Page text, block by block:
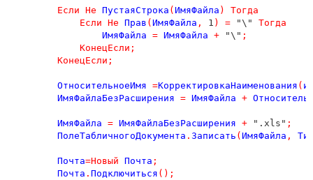
Если Не ПустаяСтрока ( ИмяФайла )
Тогда
Если Не Прав ( ИмяФайла , 1 ) = "\" Тогда
ИмяФайла = ИмяФайла + "\" ;
КонецЕсли ;
КонецЕсли ;
ОтносительноеИмя =КорректировкаНаименования (
ИмяФайлаБезРасширения = ИмяФайла +
ИмяФайла = ИмяФайлаБезРасширения + ".xls" ;
ПолеТабличногоДокумента . Записать ( ИмяФайла ,
Почта=Новый Почта ;
Почта . Подключиться ();